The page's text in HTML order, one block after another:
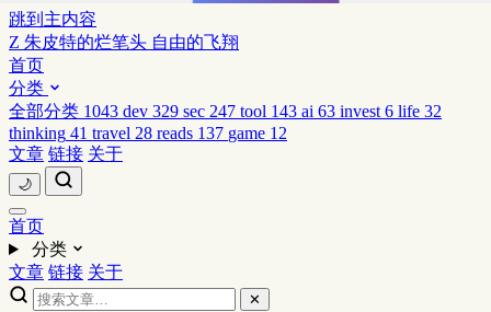
跳到主内容
Z 朱皮特的烂笔头 自由的飞翔
首页
分类
全部分类 1043 dev 329 sec 247 tool 143 ai 63 invest 6 life 32
thinking 41 travel 28 reads 137 game 12
文章 链接 关于
🌙
首页
分类
文章 链接 关于
✕